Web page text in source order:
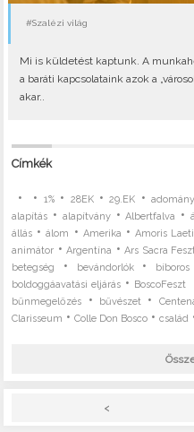
#Szalézi világ
Mi is küldetést kaptunk. A
a baráti kapcsolataink azok a
akar..
Címkék
• • 1%• 28EK•29.EK •adomány
alapítás • alapítvány•Albertfalva •
állás •álom • Amerika • Amoris
animátor •Argentína •Ars Sacra
betegség • bevándorlók• bíboros
boldoggáavatási eljárás • BoscoFeszt
bűnmegelőzés • bűvészet •
Clarisseum •Colle Don Bosco •család
<